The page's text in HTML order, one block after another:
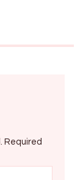
Required